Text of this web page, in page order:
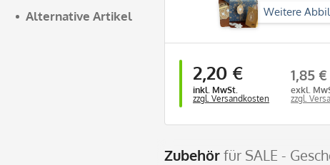
Alternative Artikel
Weitere
2,20 €
inkl. MwSt.
zzgl. Versandkosten
1,85 €
exkl.
zzgl.
Zubehörfür SALE -